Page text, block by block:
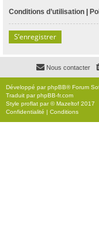
Conditions d’utilisation |
S’enregistrer
Nous contacter
Développé parphpBB® Forum
Traduit parphpBB-fr.com
Style proflat par ©Mazeltof 2017
Confidentialité | Conditions